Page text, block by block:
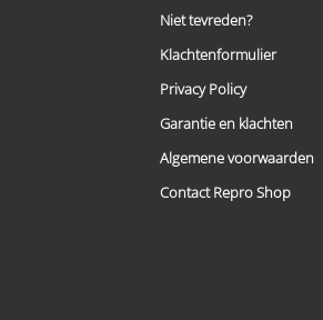
Niet tevreden?
Klachtenformulier
Privacy Policy
Garantie en klachten
Algemene voorwaarden
Contact Repro Shop